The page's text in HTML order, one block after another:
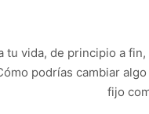
tu vida, de principio a
podrías cambiar
fijo